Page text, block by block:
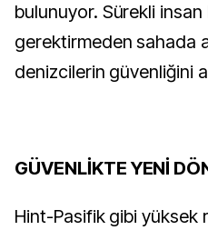
bulunuyor. Sürekli
gerektirmeden sahada
denizcilerin güvenliğini
GÜVENLİKTE YENİ
Hint-Pasifik gibi yüksek